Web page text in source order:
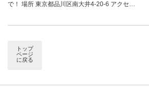
で！ 場所 東京都品川区南大井4-20-6 アクセ…
トップ
ページ
に戻る